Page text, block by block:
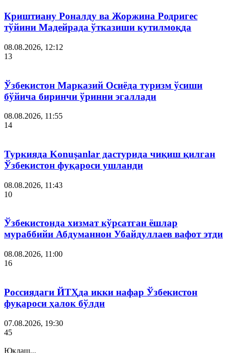
Криштиану Роналду ва Жоржина Родригес
тўйини Мадейрада ўтказиши кутилмоқда
08.08.2026, 12:12
13
Ўзбекистон Марказий Осиёда туризм ўсиши
бўйича биринчи ўринни эгаллади
08.08.2026, 11:55
14
Туркияда Konuşanlar дастурида чиқиш қилган
Ўзбекистон фуқароси ушланди
08.08.2026, 11:43
10
Ўзбекистонда хизмат кўрсатган ёшлар
мураббийи Абдуманнон Убайдуллаев вафот этди
08.08.2026, 11:00
16
Россиядаги ЙТҲда икки нафар Ўзбекистон
фуқароси ҳалок бўлди
07.08.2026, 19:30
45
Юклаш...